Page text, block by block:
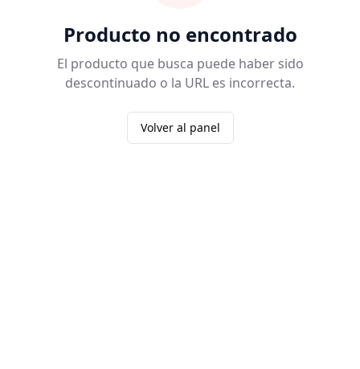
Producto no encontrado
El producto que busca puede haber sido
descontinuado o la URL es incorrecta.
Volver al panel